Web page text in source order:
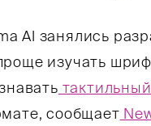
AI занялись
изучать
сообщает